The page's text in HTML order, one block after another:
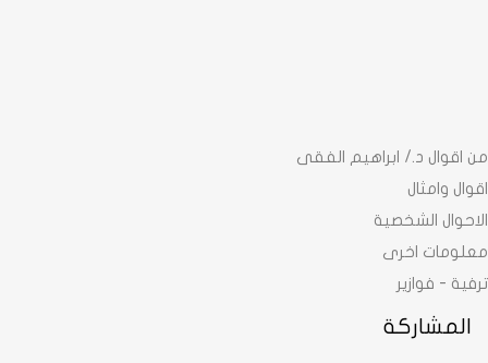
من اقوال د./ ابراهيم الفقى
اقوال وامثال
الاحوال الشخصية
معلومات اخرى
ترفية - فوازير
المشاركة